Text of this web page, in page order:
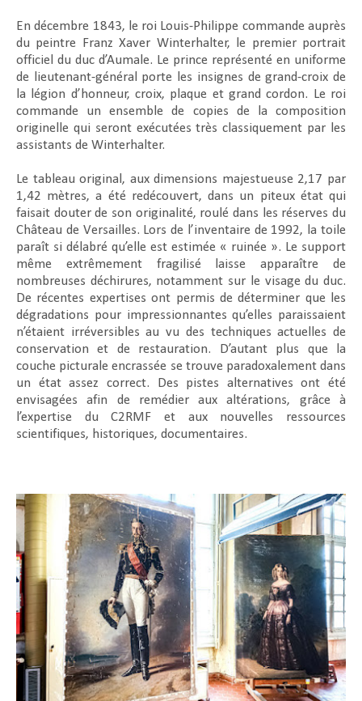
En décembre 1843, le roi Louis-Philippe commande auprès
du peintre Franz Xaver Winterhalter, le premier portrait
officiel du duc d’Aumale. Le prince représenté en uniforme
de lieutenant-général porte les insignes de grand-croix de
la légion d’honneur, croix, plaque et grand cordon. Le roi
commande un ensemble de copies de la composition
originelle qui seront exécutées très classiquement par les
assistants de Winterhalter.
Le tableau original, aux dimensions majestueuse 2,17 par
1,42 mètres, a été redécouvert, dans un piteux état qui
faisait douter de son originalité, roulé dans les réserves du
Château de Versailles. Lors de l’inventaire de 1992, la toile
paraît si délabré qu’elle est estimée « ruinée ». Le support
même extrêmement fragilisé laisse apparaître de
nombreuses déchirures, notamment sur le visage du duc.
De récentes expertises ont permis de déterminer que les
dégradations pour impressionnantes qu’elles paraissaient
n’étaient irréversibles au vu des techniques actuelles de
conservation et de restauration. D’autant plus que la
couche picturale encrassée se trouve paradoxalement dans
un état assez correct. Des pistes alternatives ont été
envisagées afin de remédier aux altérations, grâce à
l’expertise du C2RMF et aux nouvelles ressources
scientifiques, historiques, documentaires.